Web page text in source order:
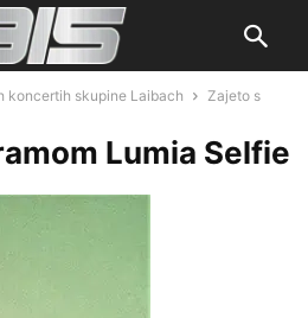
koncertih skupine Laibach
Zajeto s
Lumia Selfie